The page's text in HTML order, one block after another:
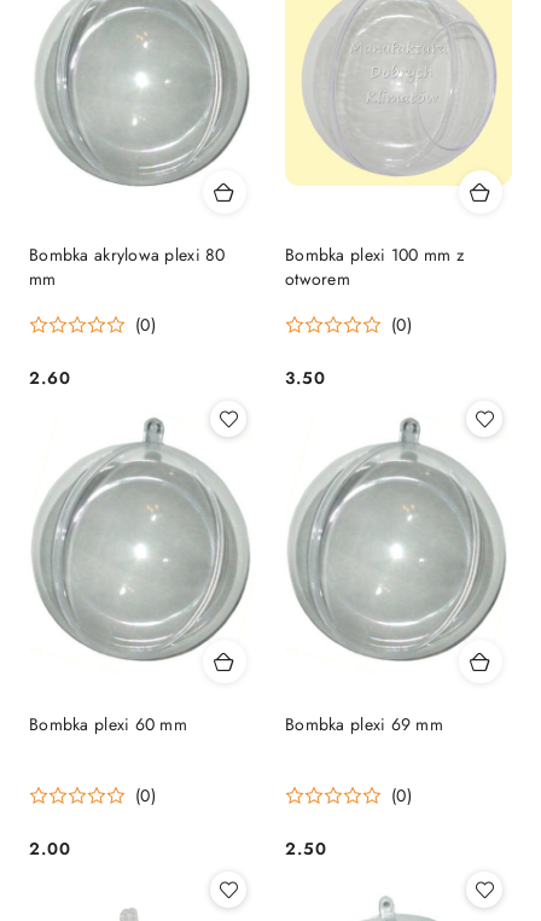
przed
obniżką
przed
obniżką
Bombka akrylowa plexi 80
mm
(0)
Cena:
2.60
Bombka plexi 100 mm z
otworem
(0)
Cena:
3.50
Bombka plexi 60 mm
(0)
Cena:
2.00
Bombka plexi 69 mm
(0)
Cena:
2.50